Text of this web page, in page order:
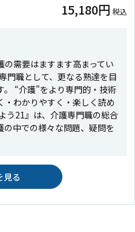
15,180円 税込
需要はますます高まってい
門職として、更なる熟達を目
“介護”をより専門的・技術
わかりやすく・楽しく読め
う21』は、介護専門職の総合
中での様々な問題、疑問を
見る